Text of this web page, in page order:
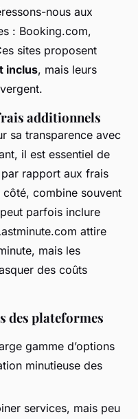
nous aux
: Booking.com,
sites proposent
inclus, mais leurs
additionnels
sa transparence avec
il est essentiel de
rapport aux frais
combine souvent
parfois inclure
attire
mais les
des coûts
des plateformes
gamme d’options
minutieuse des
services, mais peu